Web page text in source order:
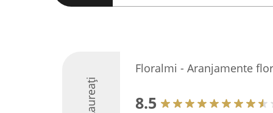
Laureați
Floralmi - Aranjamente
8.5